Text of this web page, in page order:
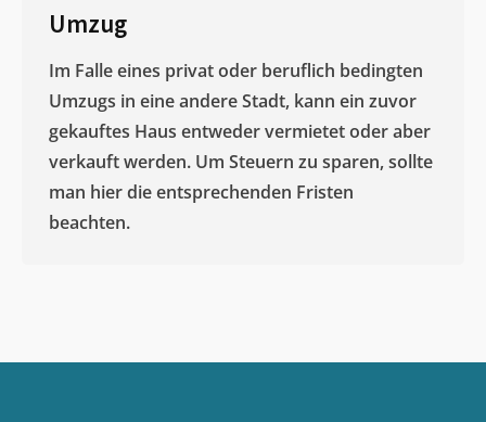
Umzug
Im Falle eines privat oder beruflich bedingten
Umzugs in eine andere Stadt, kann ein zuvor
gekauftes Haus entweder vermietet oder aber
verkauft werden. Um Steuern zu sparen, sollte
man hier die entsprechenden Fristen
beachten.